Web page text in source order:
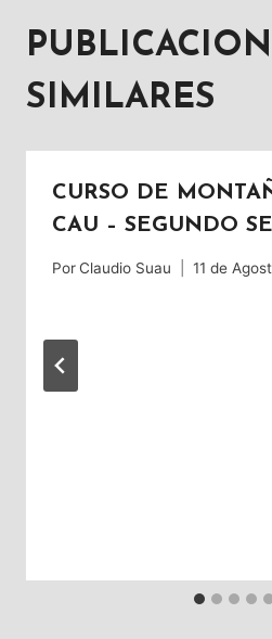
SIMILARES
CURSO DE
CAU – SEGUNDO
PorClaudio Suau 11 de